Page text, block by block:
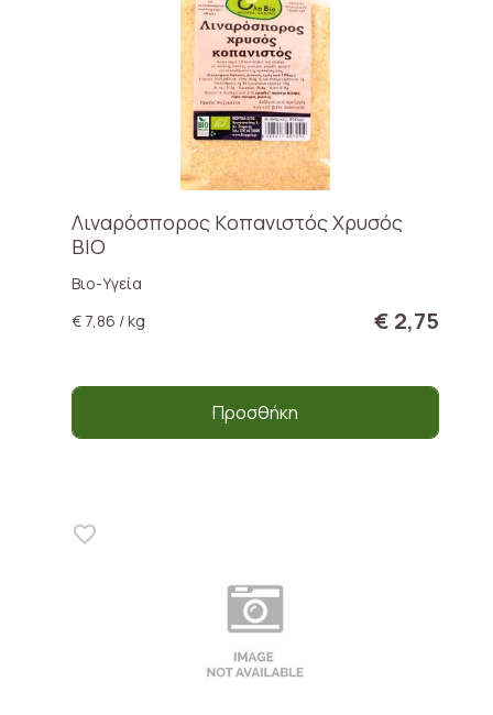
Λιναρόσπορος Kοπανιστός Xρυσός
ΒΙΟ
Βιο-Υγεία
€ 7,86 / kg
€ 2,75
Προσθήκη